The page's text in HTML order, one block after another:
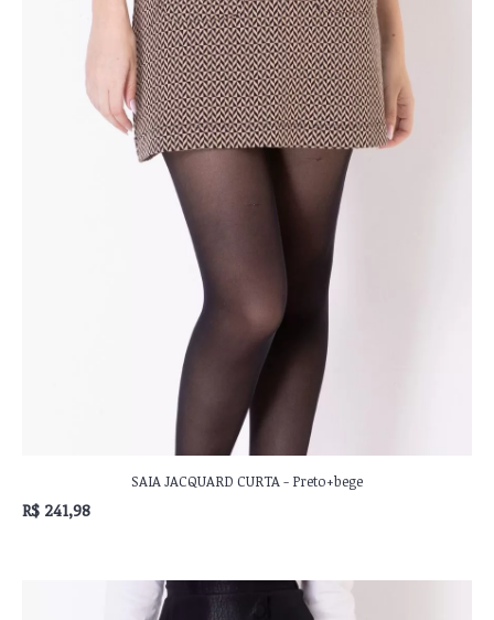
SAIA JACQUARD CURTA - Preto+bege
R$ 241,98